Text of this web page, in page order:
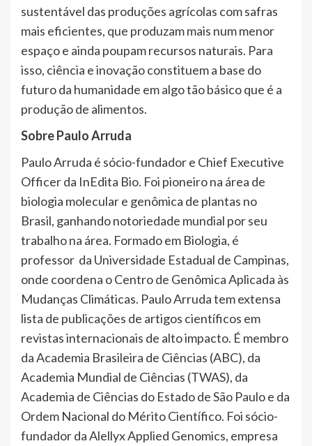
sustentável das produções agrícolas com safras
mais eficientes, que produzam mais num menor
espaço e ainda poupam recursos naturais. Para
isso, ciência e inovação constituem a base do
futuro da humanidade em algo tão básico que é a
produção de alimentos.
Sobre Paulo Arruda
Paulo Arruda é sócio-fundador e Chief Executive
Officer da InEdita Bio. Foi pioneiro na área de
biologia molecular e genômica de plantas no
Brasil, ganhando notoriedade mundial por seu
trabalho na área. Formado em Biologia, é
professor da Universidade Estadual de Campinas,
onde coordena o Centro de Genômica Aplicada às
Mudanças Climáticas. Paulo Arruda tem extensa
lista de publicações de artigos científicos em
revistas internacionais de alto impacto. É membro
da Academia Brasileira de Ciências (ABC), da
Academia Mundial de Ciências (TWAS), da
Academia de Ciências do Estado de São Paulo e da
Ordem Nacional do Mérito Científico. Foi sócio-
fundador da Alellyx Applied Genomics, empresa